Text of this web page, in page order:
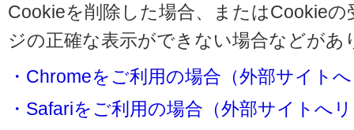
Cookieを削除した場合、またはCookie
ジの正確な表示ができない場合などが
・Chromeをご利用の場合（外部サイト
・Safariをご利用の場合（外部サイトへ